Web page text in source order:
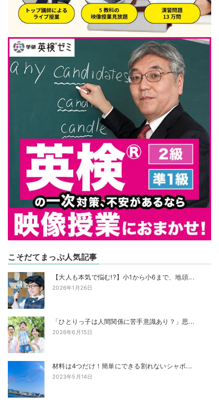
こそだてまっぷ人気記事
【大人も本気で悩む!?】小1から小6まで、地頭...
2026年1月26日
「ひとりっ子は人間関係に苦手意識あり？」思...
2026年6月15日
材料は4つだけ！簡単にできる割れないシャボ...
2023年5月14日